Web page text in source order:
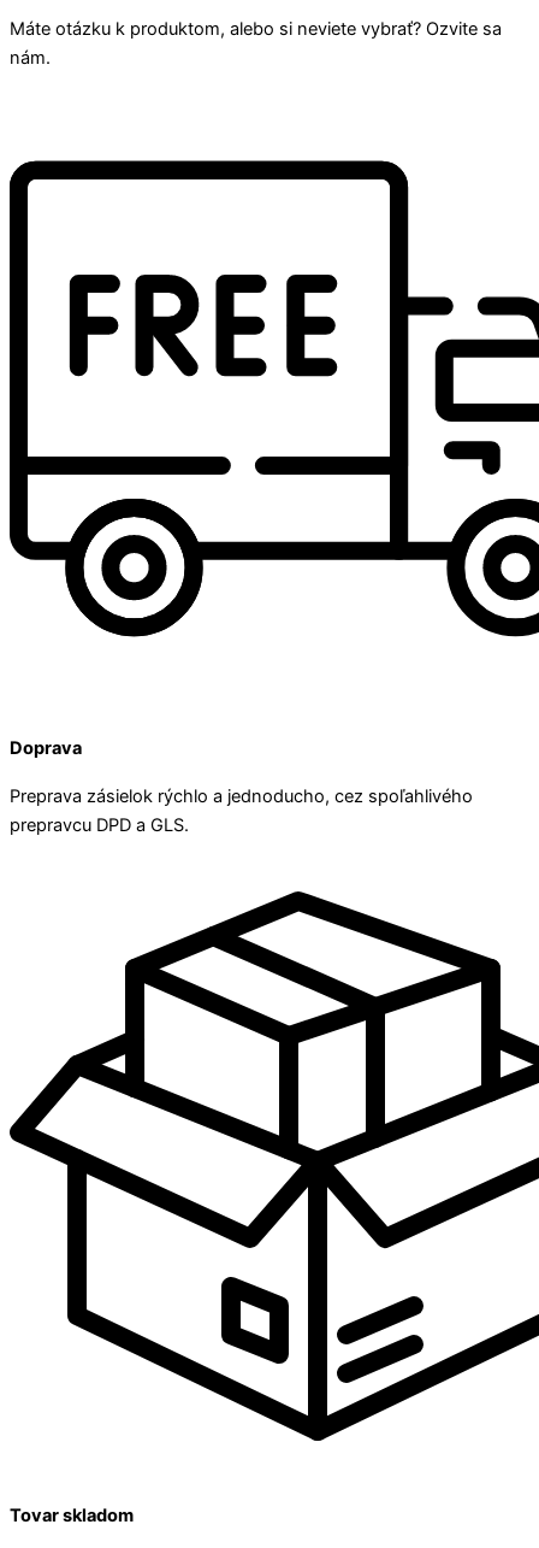
Máte otázku k produktom, alebo si neviete vybrať? Ozvite sa
nám.
Doprava
Preprava zásielok rýchlo a jednoducho, cez spoľahlivého
prepravcu DPD a GLS.
Tovar skladom